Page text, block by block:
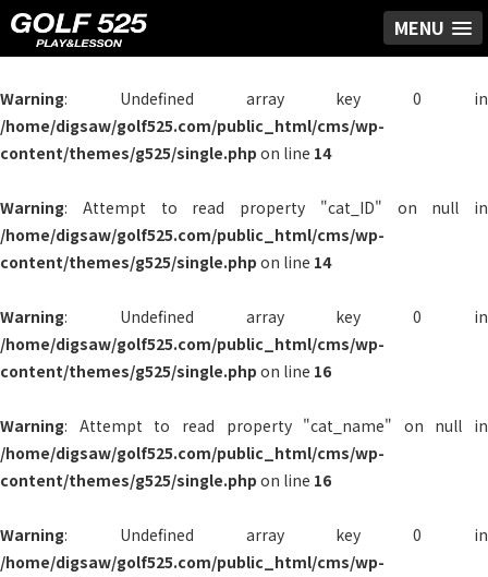
MENU
Warning: Undefined array key 0 in
/home/digsaw/golf525.com/public_html/cms/wp-
content/themes/g525/single.php on line 14
Warning: Attempt to read property "cat_ID" on null in
/home/digsaw/golf525.com/public_html/cms/wp-
content/themes/g525/single.php on line 14
Warning: Undefined array key 0 in
/home/digsaw/golf525.com/public_html/cms/wp-
content/themes/g525/single.php on line 16
Warning: Attempt to read property "cat_name" on null in
/home/digsaw/golf525.com/public_html/cms/wp-
content/themes/g525/single.php on line 16
Warning: Undefined array key 0 in
/home/digsaw/golf525.com/public_html/cms/wp-